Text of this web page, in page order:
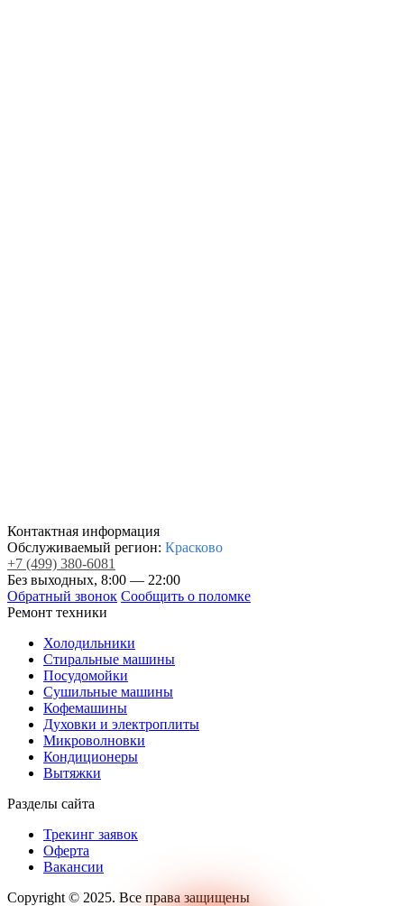
Контактная информация
Обслуживаемый регион: Красково
+7 (499) 380-6081
Без выходных, 8:00 — 22:00
Обратный звонок Сообщить о поломке
Ремонт техники
Холодильники
Стиральные машины
Посудомойки
Сушильные машины
Кофемашины
Духовки и электроплиты
Микроволновки
Кондиционеры
Вытяжки
Разделы сайта
Трекинг заявок
Оферта
Вакансии
Copyright © 2025. Все права защищены